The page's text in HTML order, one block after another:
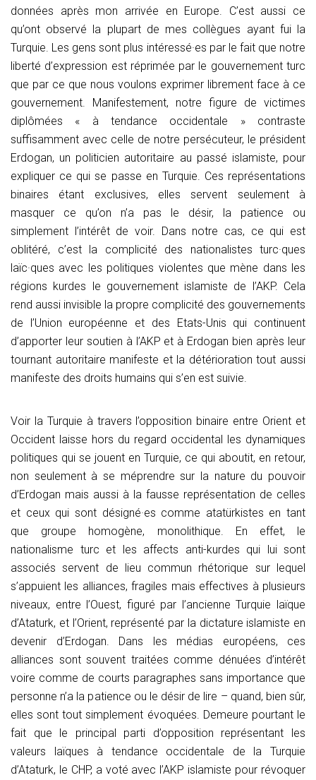
données après mon arrivée en Europe. C’est aussi ce
qu’ont observé la plupart de mes collègues ayant fui la
Turquie. Les gens sont plus intéressé·es par le fait que notre
liberté d’expression est réprimée par le gouvernement turc
que par ce que nous voulons exprimer librement face à ce
gouvernement. Manifestement, notre figure de victimes
diplômées « à tendance occidentale » contraste
suffisamment avec celle de notre persécuteur, le président
Erdogan, un politicien autoritaire au passé islamiste, pour
expliquer ce qui se passe en Turquie. Ces représentations
binaires étant exclusives, elles servent seulement à
masquer ce qu’on n’a pas le désir, la patience ou
simplement l’intérêt de voir. Dans notre cas, ce qui est
oblitéré, c’est la complicité des nationalistes turc·ques
laïc·ques avec les politiques violentes que mène dans les
régions kurdes le gouvernement islamiste de l’AKP. Cela
rend aussi invisible la propre complicité des gouvernements
de l’Union européenne et des Etats-Unis qui continuent
d’apporter leur soutien à l’AKP et à Erdogan bien après leur
tournant autoritaire manifeste et la détérioration tout aussi
manifeste des droits humains qui s’en est suivie.
Voir la Turquie à travers l’opposition binaire entre Orient et
Occident laisse hors du regard occidental les dynamiques
politiques qui se jouent en Turquie, ce qui aboutit, en retour,
non seulement à se méprendre sur la nature du pouvoir
d’Erdogan mais aussi à la fausse représentation de celles
et ceux qui sont désigné·es comme atatürkistes en tant
que groupe homogène, monolithique. En effet, le
nationalisme turc et les affects anti-kurdes qui lui sont
associés servent de lieu commun rhétorique sur lequel
s’appuient les alliances, fragiles mais effectives à plusieurs
niveaux, entre l’Ouest, figuré par l’ancienne Turquie laïque
d’Ataturk, et l’Orient, représenté par la dictature islamiste en
devenir d’Erdogan. Dans les médias européens, ces
alliances sont souvent traitées comme dénuées d’intérêt
voire comme de courts paragraphes sans importance que
personne n’a la patience ou le désir de lire – quand, bien sûr,
elles sont tout simplement évoquées. Demeure pourtant le
fait que le principal parti d’opposition représentant les
valeurs laïques à tendance occidentale de la Turquie
d’Ataturk, le CHP, a voté avec l’AKP islamiste pour révoquer